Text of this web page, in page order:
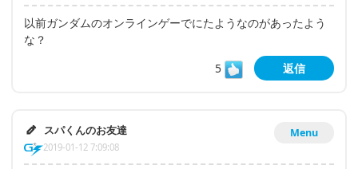
以前ガンダムのオンラインゲーでにたようなのがあったよう
な？
5
返信
Menu
スパくんのお友達
2019-01-12 7:09:08